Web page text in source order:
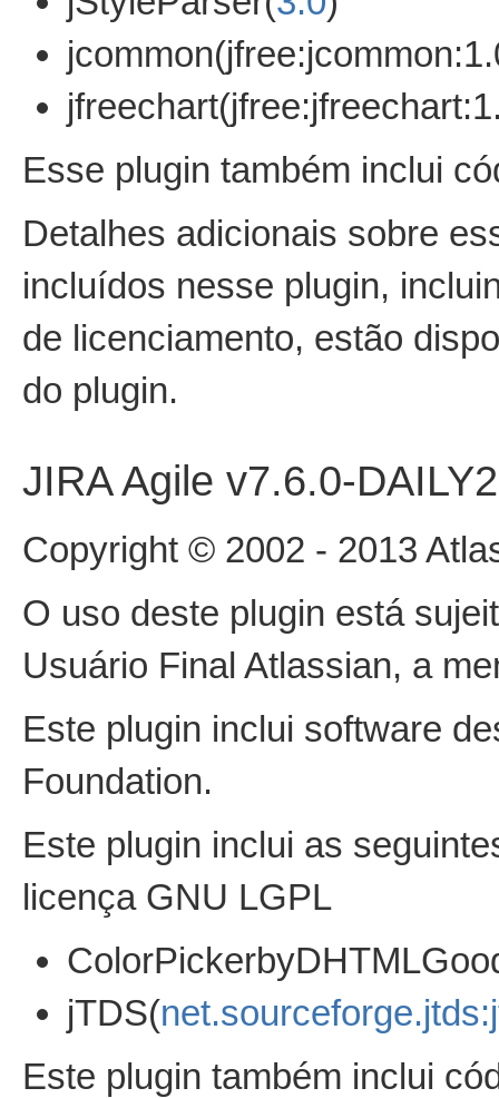
Esse plugin também inclui
Detalhes adicionais sobre
incluídos nesse plugin,
de licenciamento, estão
do plugin.
JIRA Agile v7.6.0-
Copyright © 2002 - 2013
O uso deste plugin está
Usuário Final Atlassian, a
Este plugin inclui software
Foundation.
Este plugin inclui as
licença GNU LGPL
jTDS(
Este plugin também inclui